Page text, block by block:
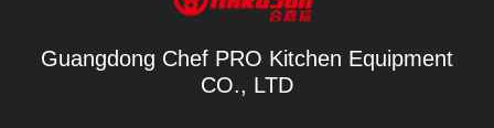
Guangdong Chef PRO Kitchen Equipment
CO., LTD